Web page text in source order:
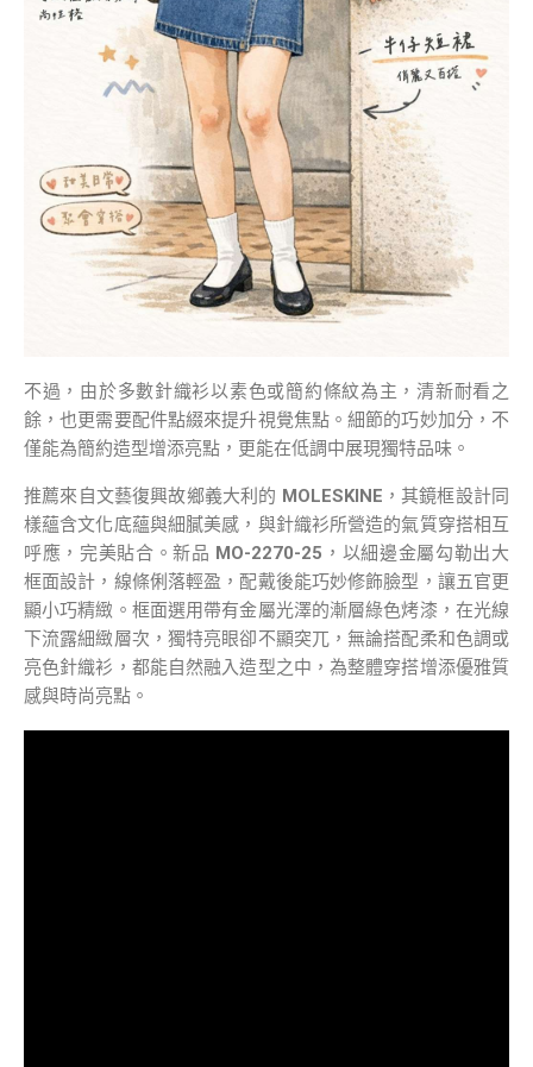
不過，由於多數針織衫以素色或簡約條紋為主，清新耐看之
餘，也更需要配件點綴來提升視覺焦點。細節的巧妙加分，不
僅能為簡約造型增添亮點，更能在低調中展現獨特品味。
推薦來自文藝復興故鄉義大利的 MOLESKINE ，其鏡框設計同
樣蘊含文化底蘊與細膩美感，與針織衫所營造的氣質穿搭相互
呼應，完美貼合。新品 MO-2270-25 ，以細邊金屬勾勒出大
框面設計，線條俐落輕盈，配戴後能巧妙修飾臉型，讓五官更
顯小巧精緻。框面選用帶有金屬光澤的漸層綠色烤漆，在光線
下流露細緻層次，獨特亮眼卻不顯突兀，無論搭配柔和色調或
亮色針織衫，都能自然融入造型之中，為整體穿搭增添優雅質
感與時尚亮點。